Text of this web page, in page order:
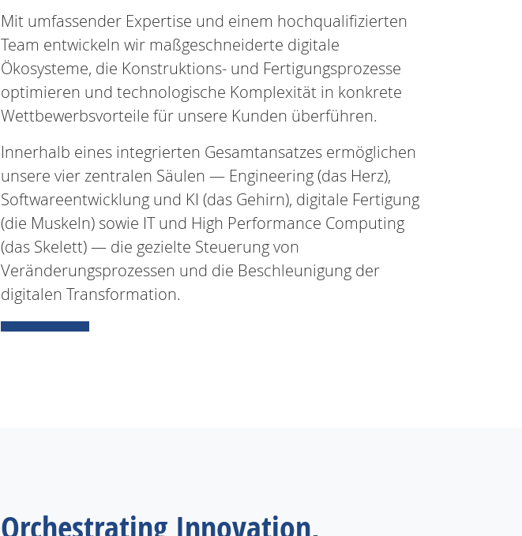
Mit umfassender Expertise und einem hochqualifizierten
Team entwickeln wir maßgeschneiderte digitale
Ökosysteme, die Konstruktions- und Fertigungsprozesse
optimieren und technologische Komplexität in konkrete
Wettbewerbsvorteile für unsere Kunden überführen.
Innerhalb eines integrierten Gesamtansatzes ermöglichen
unsere vier zentralen Säulen — Engineering (das Herz),
Softwareentwicklung und KI (das Gehirn), digitale Fertigung
(die Muskeln) sowie IT und High Performance Computing
(das Skelett) — die gezielte Steuerung von
Veränderungsprozessen und die Beschleunigung der
digitalen Transformation.
Orchestrating Innovation,